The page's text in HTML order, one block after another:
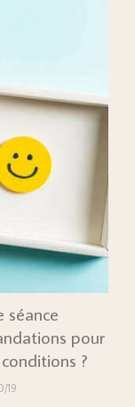
séance
pour
?
19